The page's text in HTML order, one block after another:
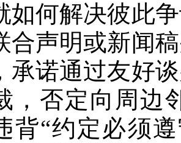
如何解决彼此
合声明或新闻
承诺通过友好
，否定向周边
背“约定必须